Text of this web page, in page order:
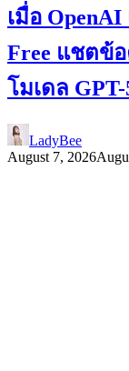
เมื่อ
Free แชตข้
โมเดล
LadyBee
August 7, 2026